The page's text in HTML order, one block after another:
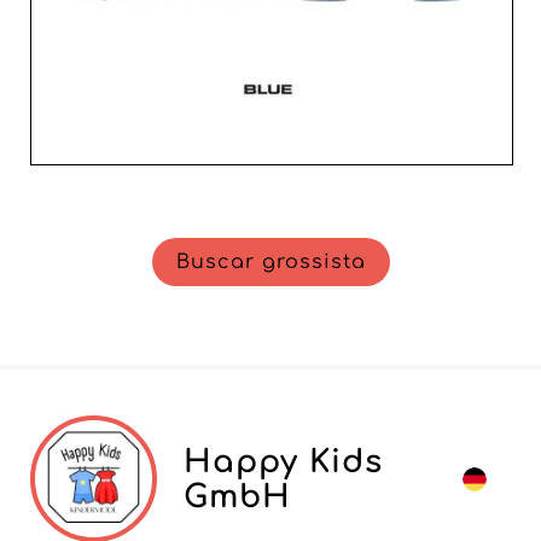
Buscar grossista
Happy Kids
GmbH